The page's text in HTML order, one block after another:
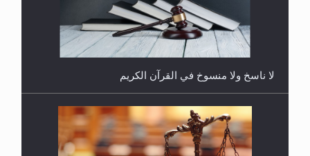
لا ناسخ ولا منسوخ في القرآن الكريم